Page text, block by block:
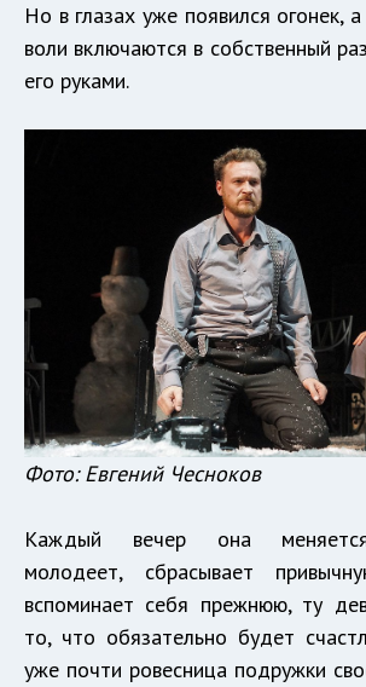
Но в глазах уже появился огонек,
воли включаются в собственный
его руками.
Фото: Евгений Чесноков
Каждый вечер она
молодеет, сбрасывает
вспоминает себя прежнюю, ту
то, что обязательно будет
уже почти ровесница подружки